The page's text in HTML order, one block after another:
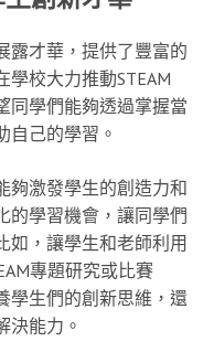
露才華，提供了豐富的
校大力推動STEAM
同學們能夠透過掌握當
自己的學習。
夠激發學生的創造力和
的學習機會，讓同學們
如，讓學生和老師利用
專題研究或比賽
學生們的創新思維，還
決能力。